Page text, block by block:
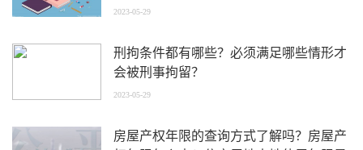
商品也是假冒伪劣商品吗？
2023-05-29
刑拘条件都有哪些？必须满足哪些情形才
会被刑事拘留？
2023-05-29
房屋产权年限的查询方式了解吗？房屋产